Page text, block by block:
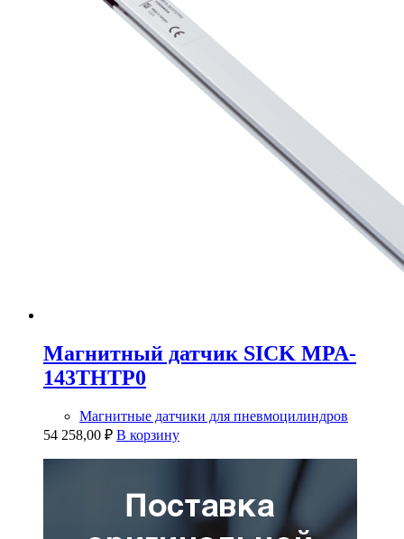
Магнитный датчик SICK MPA-
143THTP0
Магнитные датчики для пневмоцилиндров
54 258,00 ₽ В корзину